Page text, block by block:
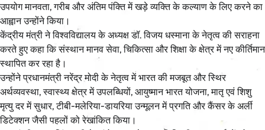
उपयोग मानवता, गरीब और अंतिम पंक्ति में खड़े व्यक्ति के कल्याण के लिए करने का
आह्वान उन्होंने किया।
केंद्रीय मंत्री ने विश्वविद्यालय के अध्यक्ष डॉ. विजय धस्माना के नेतृत्व की सराहना
करते हुए कहा कि संस्थान मानव सेवा, चिकित्सा और शिक्षा के क्षेत्र में नए कीर्तिमान
स्थापित कर रहा है।
उन्होंने प्रधानमंत्री नरेंद्र मोदी के नेतृत्व में भारत की मजबूत और स्थिर
अर्थव्यवस्था, स्वास्थ्य क्षेत्र में उपलब्धियों, आयुष्मान भारत योजना, मातृ एवं शिशु
मृत्यु दर में सुधार, टीबी-मलेरिया-डायरिया उन्मूलन में प्रगति और कैंसर के अर्ली
डिटेक्शन जैसी पहलों को रेखांकित किया।